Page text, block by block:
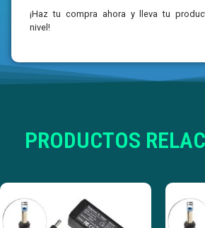
¡Haz tu compra ahora y lleva tu
nivel!
PRODUCTOS